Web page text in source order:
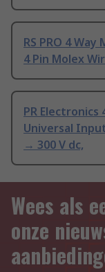
RS PRO 4
4 Pin Molex
PR Electronics
Universal
→ 300 V dc,
Wees als
onze